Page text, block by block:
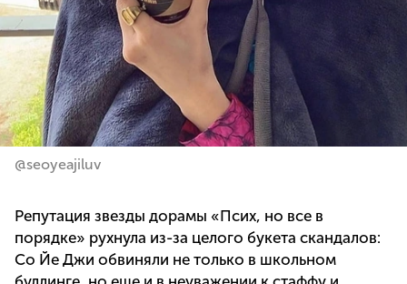
@seoyeajiluv
Репутация звезды дорамы «Псих, но все в
порядке» рухнула из-за целого букета скандалов:
Со Йе Джи обвиняли не только в школьном